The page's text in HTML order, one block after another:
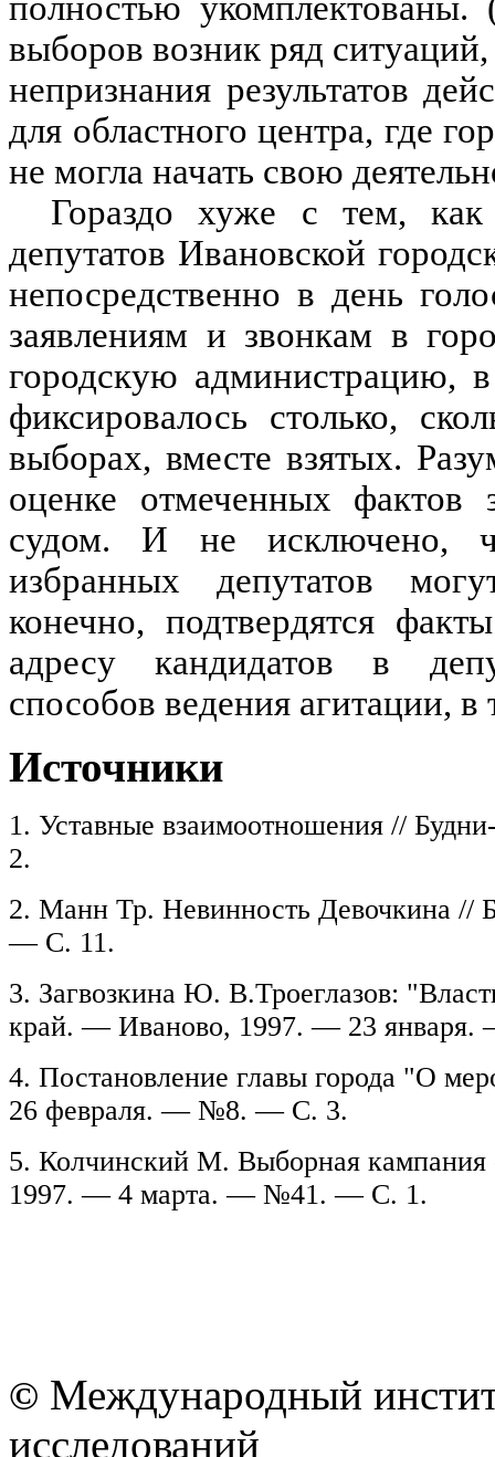
выборов возник ряд
непризнания результатов
для областного центра, где
не могла начать свою
Гораздо хуже с тем,
депутатов Ивановской
непосредственно в день
заявлениям и звонкам в
городскую администрацию,
фиксировалось столько,
выборах, вместе взятых.
оценке отмеченных фактов
судом. И не исключено,
избранных депутатов
конечно, подтвердятся
адресу кандидатов в
способов ведения агитации,
Источники
1. Уставные взаимоотношения //
2.
2. Манн Тр. Невинность Девочкина
— С. 11.
3. Загвозкина Ю. В.Троеглазов:
край. — Иваново, 1997. — 23
4. Постановление главы города "О
26 февраля. — №8. — С. 3.
5. Колчинский М. Выборная
1997. — 4 марта. — №41. — С. 1.
© Международный
исследований